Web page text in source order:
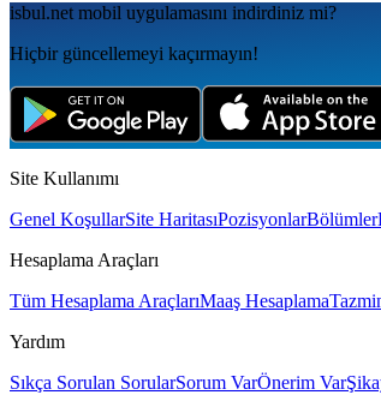
isbul.net mobil uygulamаsını indirdiniz mi?
Hiçbir güncellemeyi kaçırmayın!
Site Kullanımı
Genel KoşullarSite HaritasıPozisyonlarBölümler
Hesaplama Araçları
Tüm Hesaplama AraçlarıMaaş Hesaplama
Yardım
Sıkça Sorulan SorularSorum VarÖnerim Var